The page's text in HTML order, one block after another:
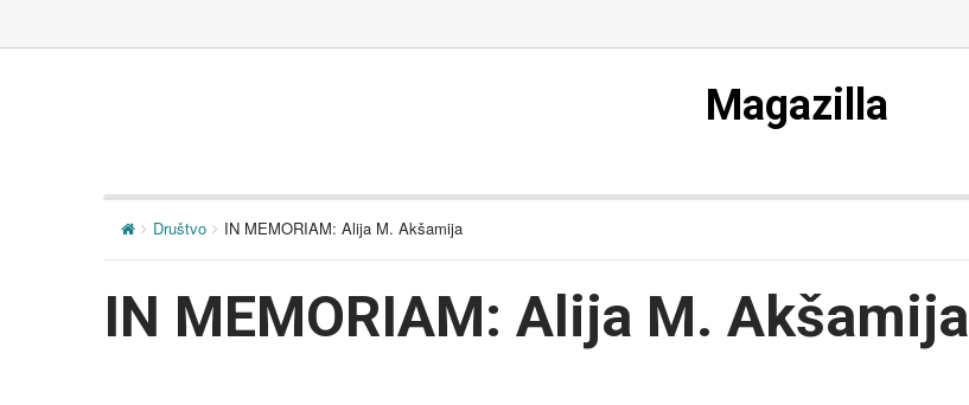
Magazilla
Društvo IN MEMORIAM: Alija M. Akšamija
IN MEMORIAM: Alija M. Akšamija